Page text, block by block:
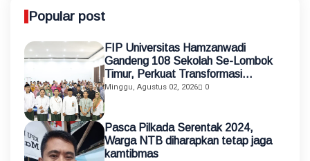
Popular post
FIP Universitas Hamzanwadi
Gandeng 108 Sekolah Se-Lombok
Timur, Perkuat Transformasi
Pendidikan melalui Asistensi
Minggu, Agustus 02, 2026 0
Pasca Pilkada Serentak 2024,
Warga NTB diharapkan tetap jaga
kamtibmas